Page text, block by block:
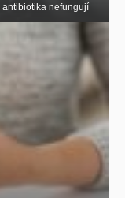
antibiotika nefungují